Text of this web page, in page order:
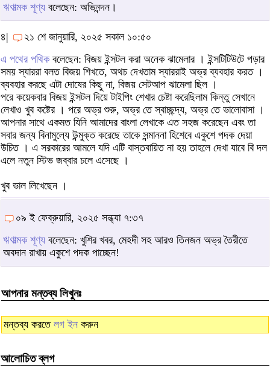
ঋণাত্মক শূণ্য বলেছেন: অভিনন্দন।
৪|
২১ শে জানুয়ারি, ২০২৫ সকাল ১০:৫০
এ পথের পথিকবলেছেন: বিজয় ইন্সটল করা অনেক ঝামেলার । ইন্সটিটিউটে পড়ার
সময় স্যাররা বলত বিজয় শিখতে, অথচ দেখতাম স্যাররাই অভ্র ব্যবহার করত ।
ব্যবহার করছে এটা দোষের কিছু না, বিজয় সেটআপ ঝামেলা ছিল ।
পরে কয়েকবার বিজয় ইন্সটল দিয়ে টাইপিং শেখার চেষ্টা করেছিলাম কিন্তু সেখানে
লেখাও খুব কষ্টের । পরে অভ্র শুরু, অভ্র তে স্বাচ্ছন্দ্য, অভ্র তে ভালোবাসা ।
আপনার সাথে একমত যিনি আমাদের বাংলা লেখাকে এত সহজ করেছেন এবং তা
সবার জন্য বিনামুল্যে উন্মুক্ত করেছে তাকে সন্মাননা হিশেবে একুশে পদক দেয়া
উচিত । এ সরকারের আমলে যদি এটি বাস্তবায়িত না হয় তাহলে দেখা যাবে বি দল
এলে নতুন স্টিভ জব্বার চলে এসেছে ।
খুব ভাল লিখেছেন ।
০৯ ই ফেব্রুয়ারি, ২০২৫ সন্ধ্যা ৭:৩৭
ঋণাত্মক শূণ্য বলেছেন: খুশির খবর, মেহদী সহ আরও তিনজন অভ্র তৈরীতে
অবদান রাখায় একুশে পদক পাচ্ছেন!
আপনার মন্তব্য লিখুনঃ
মন্তব্য করতে লগ ইন করুন
আলোচিত ব্লগ